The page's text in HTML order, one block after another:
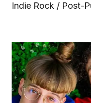
Indie Rock / Post-